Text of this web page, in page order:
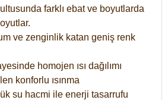
farklı ebat ve boyutlarda
ve zenginlik katan geniş renk
homojen ısı dağılımı
konforlu ısınma
su hacmi ile enerji tasarrufu